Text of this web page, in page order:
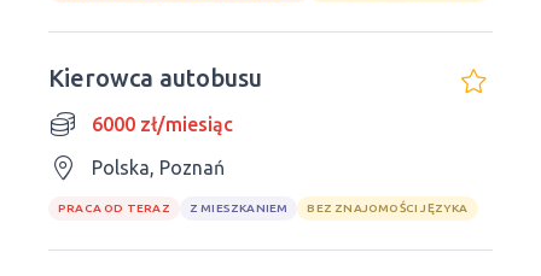
Kierowca autobusu
6000 zł/miesiąc
Polska, Poznań
PRACA OD TERAZ Z MIESZKANIEM BEZ ZNAJOMOŚCI JĘZYKA